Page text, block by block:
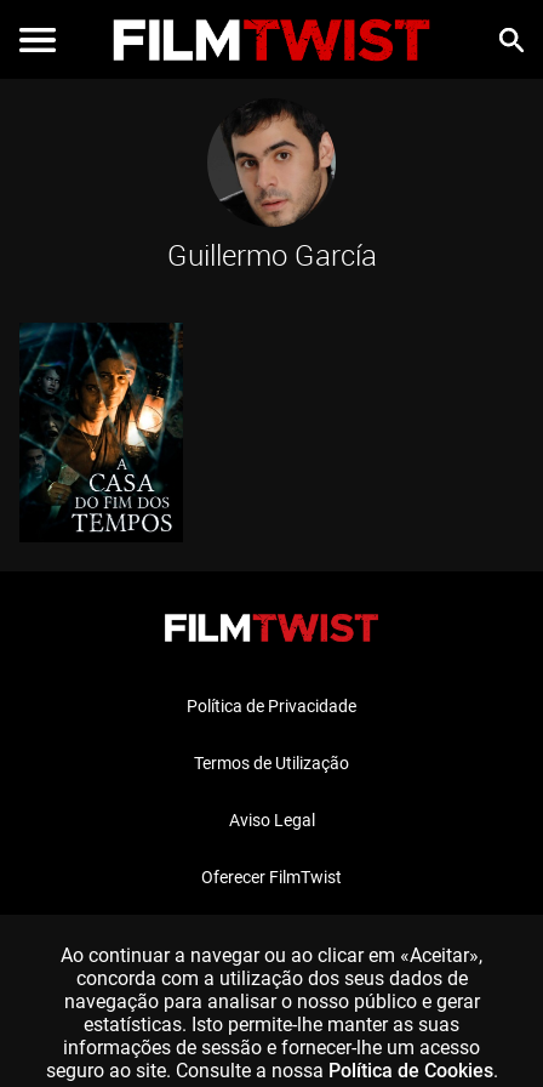
Guillermo García
Política de Privacidade
Termos de Utilização
Aviso Legal
Oferecer FilmTwist
Ao continuar a navegar ou ao clicar em «Aceitar»,
concorda com a utilização dos seus dados de
navegação para analisar o nosso público e gerar
estatísticas. Isto permite-lhe manter as suas
informações de sessão e fornecer-lhe um acesso
seguro ao site. Consulte a nossa Política de Cookies.